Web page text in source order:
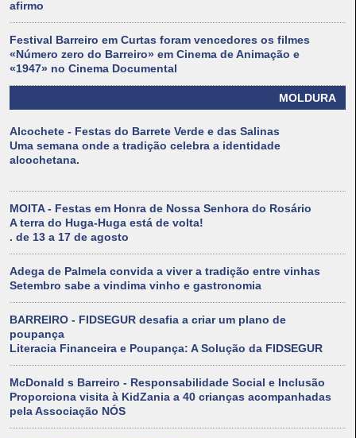
afirmo
Festival Barreiro em Curtas foram vencedores os filmes
«Número zero do Barreiro» em Cinema de Animação e
«1947» no Cinema Documental
MOLDURA
Alcochete - Festas do Barrete Verde e das Salinas
Uma semana onde a tradição celebra a identidade
alcochetana.
MOITA - Festas em Honra de Nossa Senhora do Rosário
A terra do Huga-Huga está de volta!
. de 13 a 17 de agosto
Adega de Palmela convida a viver a tradição entre vinhas
Setembro sabe a vindima vinho e gastronomia
BARREIRO - FIDSEGUR desafia a criar um plano de
poupança
Literacia Financeira e Poupança: A Solução da FIDSEGUR
McDonald s Barreiro - Responsabilidade Social e Inclusão
Proporciona visita à KidZania a 40 crianças acompanhadas
pela Associação NÓS